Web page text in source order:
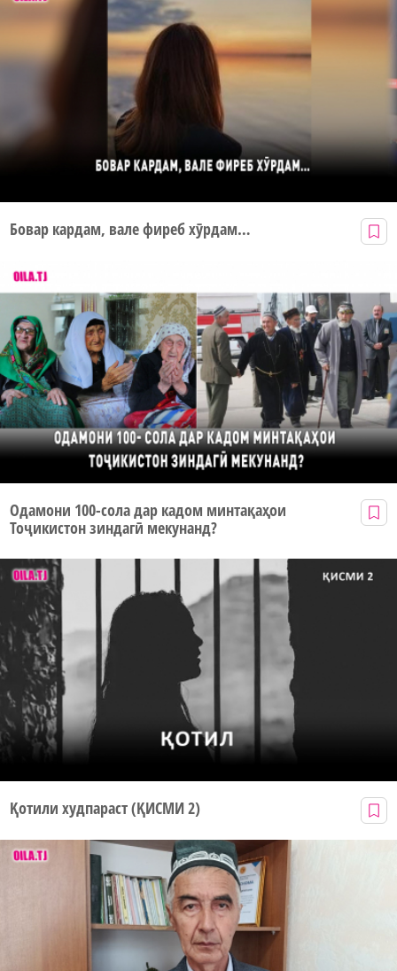
Бовар кардам, вале фиреб хӯрдам…
Одамони 100-сола дар кадом минтақаҳои
Тоҷикистон зиндагӣ мекунанд?
Қотили худпараст (ҚИСМИ 2)